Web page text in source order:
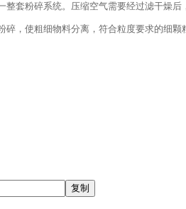
套粉碎系统。压缩空气需要经过滤干燥
，使粗细物料分离，符合粒度要求的细